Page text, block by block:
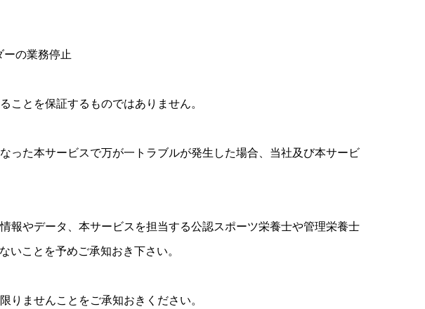
の業務停止
とを保証するものではありません。
った本サービスで万が一トラブルが発生した場合、当社及び本サービ
報やデータ、本サービスを担当する公認スポーツ栄養士や管理栄養士
ことを予めご承知おき下さい。
ませんことをご承知おきください。